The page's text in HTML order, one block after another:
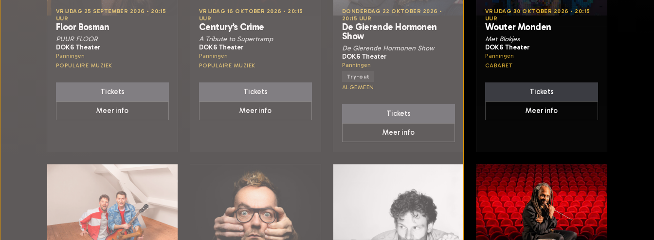
VRIJDAG 25 SEPTEMBER 2026 • 20:15
UUR
Floor Bosman
PUUR FLOOR
DOK6 Theater
Panningen
POPULAIRE MUZIEK
Tickets
Meer info
VRIJDAG 16 OKTOBER 2026 • 20:15
UUR
Century’s Crime
A Tribute to Supertramp
DOK6 Theater
Panningen
POPULAIRE MUZIEK
Tickets
Meer info
DONDERDAG 22 OKTOBER 2026 •
20:15 UUR
De Gierende Hormonen
Show
De Gierende Hormonen Show
DOK6 Theater
Panningen
Try-out
ALGEMEEN
Tickets
Meer info
VRIJDAG 30 OKTOBER 2026 • 20:15
UUR
Wouter Monden
Met Blokjes
DOK6 Theater
Panningen
CABARET
Tickets
Meer info